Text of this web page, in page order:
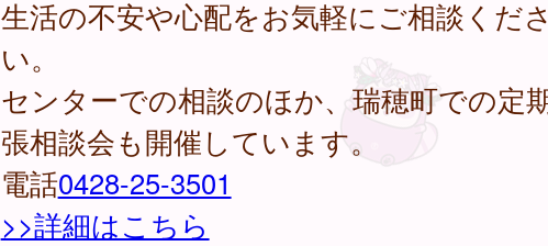
生活の不安や心配をお気軽にご相談くだ
い。
センターでの相談のほか、瑞穂町での定
張相談会も開催しています。
電話0428-25-3501
>>詳細はこちら